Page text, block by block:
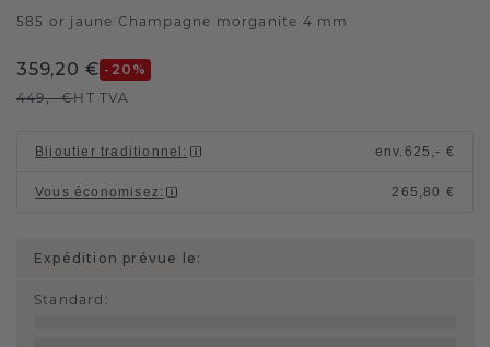
585 or jaune Champagne morganite 4 mm
359,20 € -20 %
449,- €HT TVA
Bijoutier traditionnel : env. 625,- €
Vous économisez: 265,80 €
Expédition prévue le:
Standard :